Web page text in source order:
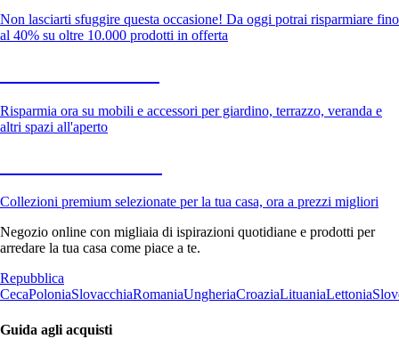
Non lasciarti sfuggire questa occasione! Da oggi potrai risparmiare fino
al 40% su oltre 10.000 prodotti in offerta
Risparmia ora su mobili e accessori per giardino, terrazzo, veranda e
altri spazi all'aperto
Collezioni premium selezionate per la tua casa, ora a prezzi migliori
Negozio online con migliaia di ispirazioni quotidiane e prodotti per
arredare la tua casa come piace a te.
Repubblica
CecaPoloniaSlovacchiaRomaniaUngheriaCroaziaLituaniaLettonia
Guida agli acquisti